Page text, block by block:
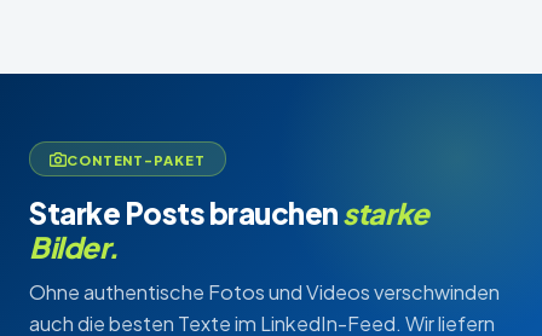
CONTENT-PAKET
Starke Posts brauchenstarke
Bilder.
Ohne authentische Fotos und Videos verschwinden
auch die besten Texte im LinkedIn-Feed. Wir liefern